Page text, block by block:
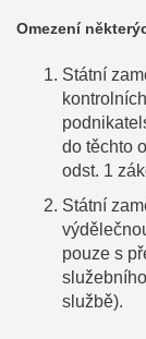
Omezení
Státní
do těchto
odst. 1
Státní
pouze s
službě).